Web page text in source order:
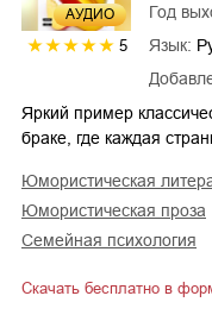
AУДИО
5
Год
Язык:
Яркий пример
браке, где каждая
юмористическая
юмористическая проза
семейная психология
Скачать бесплатно в